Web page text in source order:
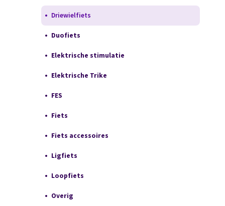
Driewielfiets
Duofiets
Elektrische stimulatie
Elektrische Trike
FES
Fiets
Fiets accessoires
Ligfiets
Loopfiets
Overig